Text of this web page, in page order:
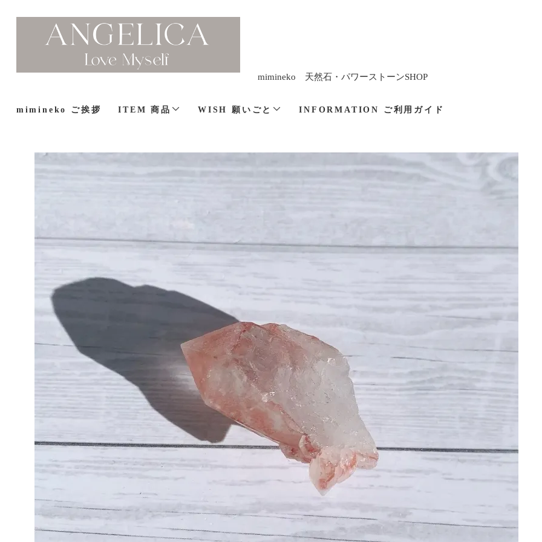
mimineko 天然石・パワーストーンSHOP
mimineko ご挨拶 ITEM 商品 WISH 願いごと INFORMATION ご利用ガイド